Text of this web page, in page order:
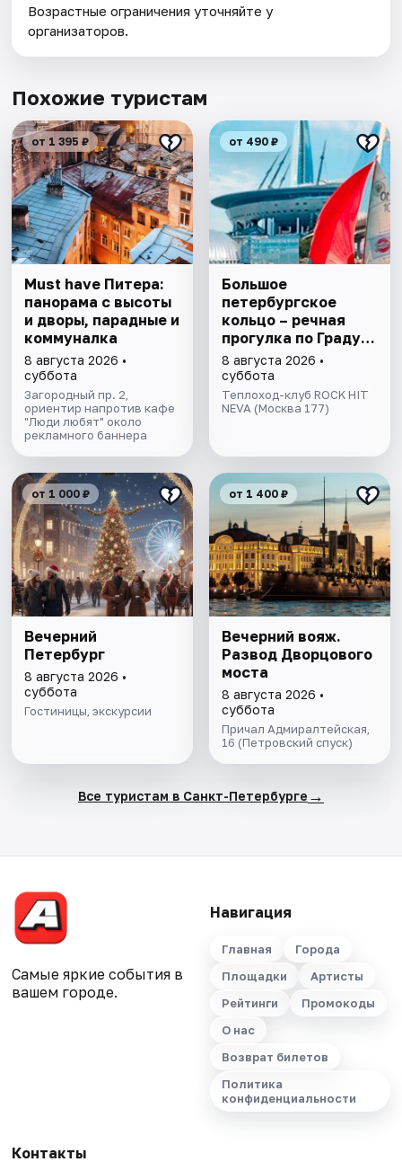
Возрастные ограничения уточняйте у
организаторов.
Похожие туристам
от 1 395 ₽
Must have Питера:
панорама с высоты
и дворы, парадные и
коммуналка
8 августа 2026 •
суббота
Загородный пр. 2,
ориентир напротив кафе
"Люди любят" около
рекламного баннера
от 490 ₽
Большое
петербургское
кольцо – речная
прогулка пo Граду
на Неве с
авторской
экскурсией и живой
музыкой в тёплом
8 августа 2026 •
суббота
Теплоход-клуб ROCK HIT
NEVA (Москва 177)
от 1 000 ₽
Вечерний
Петербург
8 августа 2026 •
суббота
Гостиницы, экскурсии
от 1 400 ₽
Вечерний вояж.
Развод Дворцового
моста
8 августа 2026 •
суббота
Причал Адмиралтейская,
16 (Петровский спуск)
Все туристам в Санкт-Петербурге →
Самые яркие события в
вашем городе.
Навигация
Главная
Города
Площадки
Артисты
Рейтинги
Промокоды
О нас
Возврат билетов
Политика
конфиденциальности
Контакты